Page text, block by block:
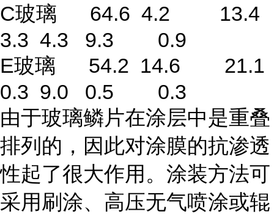
C玻璃 64.6 4.2 13.4
3.3 4.3 9.3 0.9
E玻璃 54.2 14.6 21.1
0.3 9.0 0.5 0.3
由于玻璃鳞片在涂层中是重叠
排列的，因此对涂膜的抗渗透
性起了很大作用。涂装方法可
采用刷涂、高压无气喷涂或辊